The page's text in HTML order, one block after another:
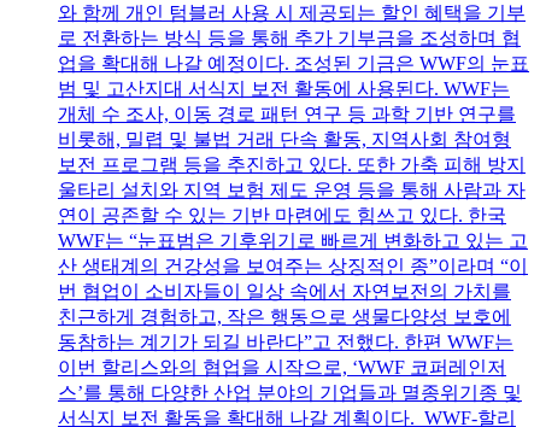
와 함께 개인 텀블러 사용 시 제공되는 할인 혜택을 기부
로 전환하는 방식 등을 통해 추가 기부금을 조성하며 협
업을 확대해 나갈 예정이다. 조성된 기금은 WWF의 눈표
범 및 고산지대 서식지 보전 활동에 사용된다. WWF는
개체 수 조사, 이동 경로 패턴 연구 등 과학 기반 연구를
비롯해, 밀렵 및 불법 거래 단속 활동, 지역사회 참여형
보전 프로그램 등을 추진하고 있다. 또한 가축 피해 방지
울타리 설치와 지역 보험 제도 운영 등을 통해 사람과 자
연이 공존할 수 있는 기반 마련에도 힘쓰고 있다. 한국
WWF는 “눈표범은 기후위기로 빠르게 변화하고 있는 고
산 생태계의 건강성을 보여주는 상징적인 종”이라며 “이
번 협업이 소비자들이 일상 속에서 자연보전의 가치를
친근하게 경험하고, 작은 행동으로 생물다양성 보호에
동참하는 계기가 되길 바란다”고 전했다. 한편 WWF는
이번 할리스와의 협업을 시작으로, ‘WWF 코퍼레인저
스’를 통해 다양한 산업 분야의 기업들과 멸종위기종 및
서식지 보전 활동을 확대해 나갈 계획이다. WWF-할리